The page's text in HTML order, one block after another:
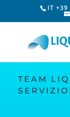
IT +39
TEAM
SERVIZIO.